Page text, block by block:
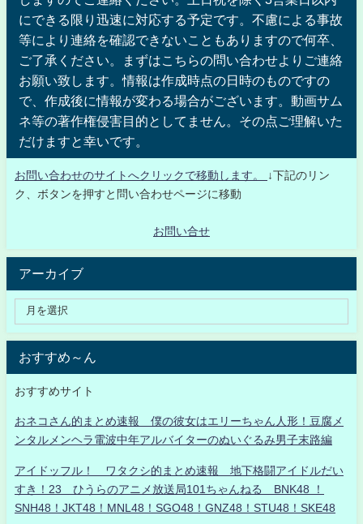
にできる限り迅速に対応する予定です。不慮による事故
等により連絡を確認できないこともありますので何卒、
ご了承ください。まずはこちらの問い合わせよりご連絡
お願い致します。情報は作成時点の日時のものですの
で、作成後に情報が変わる場合がございます。動画サム
ネ等の著作権侵害目的としてません。その点ご理解いた
だけますと幸いです。
お問い合わせのサイトへクリックで移動します。
↓下記のリン
ク、ボタンを押すと問い合わせページに移動
お問い合せ
アーカイブ
おすすめ～ん
おすすめサイト
おネコさん的まとめ速報 僕の彼女はエリーちゃん人形！豆腐メ
ンタルメンヘラ電波中年アルバイターのぬいぐるみ男子末路編
アイドッフル！ ワタクシ的まとめ速報 地下格闘アイドルだい
すき！23 ひうらのアニメ放送局101ちゃんねる BNK48 ！
SNH48！JKT48！MNL48！SGO48！GNZ48！STU48！SKE48